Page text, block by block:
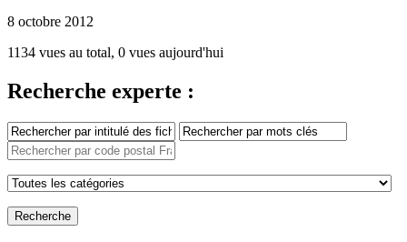
8 octobre 2012
1134 vues au total, 0 vues aujourd'hui
Recherche experte :